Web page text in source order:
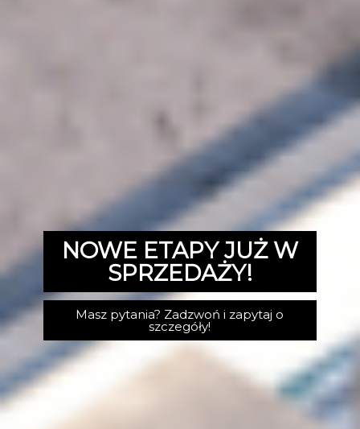
NOWE ETAPY JUŻ W
SPRZEDAŻY!
Masz pytania? Zadzwoń i zapytaj o
szczegóły!